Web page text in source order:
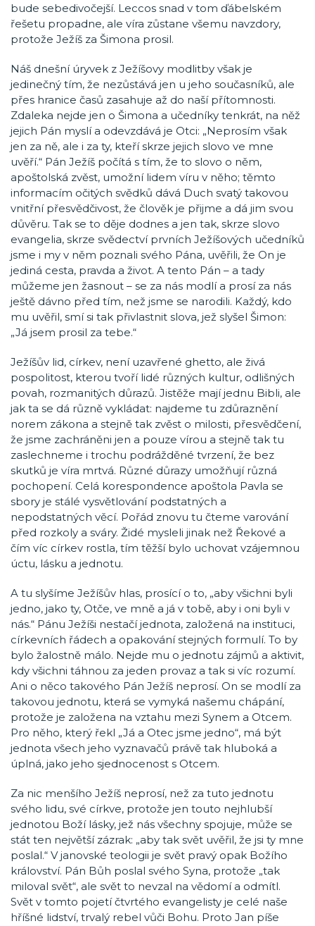
bude sebedivočejší. Leccos snad v tom ďábelském
řešetu propadne, ale víra zůstane všemu navzdory,
protože Ježíš za Šimona prosil.
Náš dnešní úryvek z Ježíšovy modlitby však je
jedinečný tím, že nezůstává jen u jeho současníků, ale
přes hranice časů zasahuje až do naší přítomnosti.
Zdaleka nejde jen o Šimona a učedníky tenkrát, na něž
jejich Pán myslí a odevzdává je Otci: „Neprosím však
jen za ně, ale i za ty, kteří skrze jejich slovo ve mne
uvěří.“ Pán Ježíš počítá s tím, že to slovo o něm,
apoštolská zvěst, umožní lidem víru v něho; těmto
informacím očitých svědků dává Duch svatý takovou
vnitřní přesvědčivost, že člověk je přijme a dá jim svou
důvěru. Tak se to děje dodnes a jen tak, skrze slovo
evangelia, skrze svědectví prvních Ježíšových učedníků
jsme i my v něm poznali svého Pána, uvěřili, že On je
jediná cesta, pravda a život. A tento Pán – a tady
můžeme jen žasnout – se za nás modlí a prosí za nás
ještě dávno před tím, než jsme se narodili. Každý, kdo
mu uvěřil, smí si tak přivlastnit slova, jež slyšel Šimon:
„Já jsem prosil za tebe.“
Ježíšův lid, církev, není uzavřené ghetto, ale živá
pospolitost, kterou tvoří lidé různých kultur, odlišných
povah, rozmanitých důrazů. Jistěže mají jednu Bibli, ale
jak ta se dá různě vykládat: najdeme tu zdůraznění
norem zákona a stejně tak zvěst o milosti, přesvědčení,
že jsme zachráněni jen a pouze vírou a stejně tak tu
zaslechneme i trochu podrážděné tvrzení, že bez
skutků je víra mrtvá. Různé důrazy umožňují různá
pochopení. Celá korespondence apoštola Pavla se
sbory je stálé vysvětlování podstatných a
nepodstatných věcí. Pořád znovu tu čteme varování
před rozkoly a sváry. Židé mysleli jinak než Řekové a
čím víc církev rostla, tím těžší bylo uchovat vzájemnou
úctu, lásku a jednotu.
A tu slyšíme Ježíšův hlas, prosící o to, „aby všichni byli
jedno, jako ty, Otče, ve mně a já v tobě, aby i oni byli v
nás.“ Pánu Ježíši nestačí jednota, založená na instituci,
církevních řádech a opakování stejných formulí. To by
bylo žalostně málo. Nejde mu o jednotu zájmů a aktivit,
kdy všichni táhnou za jeden provaz a tak si víc rozumí.
Ani o něco takového Pán Ježíš neprosí. On se modlí za
takovou jednotu, která se vymyká našemu chápání,
protože je založena na vztahu mezi Synem a Otcem.
Pro něho, který řekl „Já a Otec jsme jedno“, má být
jednota všech jeho vyznavačů právě tak hluboká a
úplná, jako jeho sjednocenost s Otcem.
Za nic menšího Ježíš neprosí, než za tuto jednotu
svého lidu, své církve, protože jen touto nejhlubší
jednotou Boží lásky, jež nás všechny spojuje, může se
stát ten největší zázrak: „aby tak svět uvěřil, že jsi ty mne
poslal.“ V janovské teologii je svět pravý opak Božího
království. Pán Bůh poslal svého Syna, protože „tak
miloval svět“, ale svět to nevzal na vědomí a odmítl.
Svět v tomto pojetí čtvrtého evangelisty je celé naše
hříšné lidství, trvalý rebel vůči Bohu. Proto Jan píše